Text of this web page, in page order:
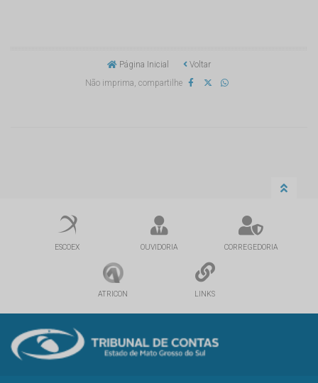
Página Inicial
Voltar
Não imprima, compartilhe
ESCOEX OUVIDORIA CORREGEDORIA
ATRICON LINKS